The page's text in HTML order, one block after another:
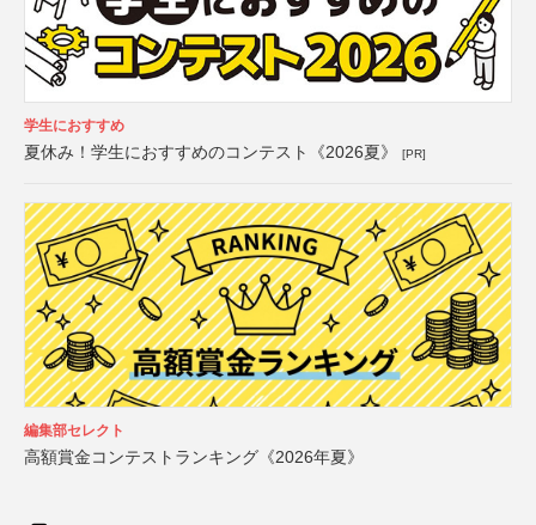
学生におすすめ
夏休み！学生におすすめのコンテスト《2026夏》 [PR]
編集部セレクト
高額賞金コンテストランキング《2026年夏》